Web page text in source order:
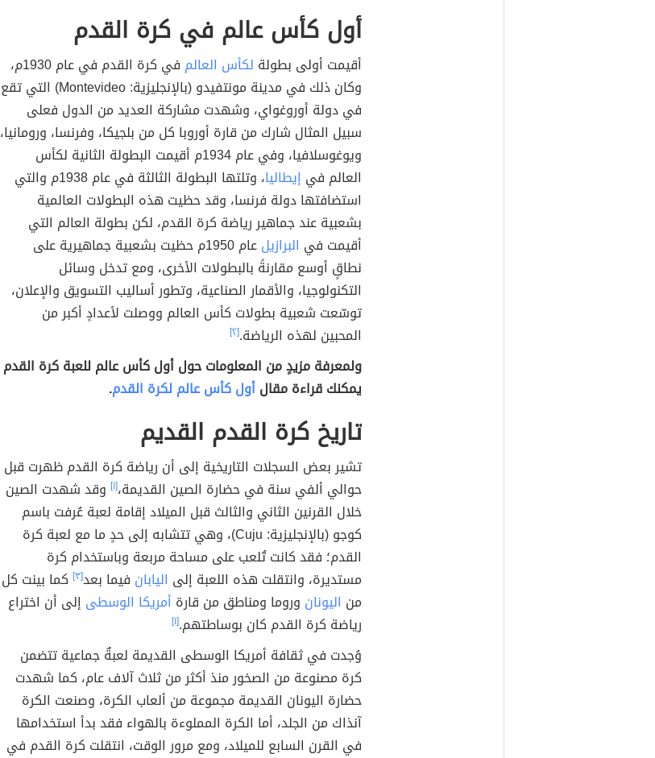
أول كأس عالم في كرة القدم
أقيمت أولى بطولة لكأس العالم
في كرة القدم في عام 1930م،
وكان ذلك في مدينة مونتفيدو (بالإنجليزية: Montevideo) التي تقع
في دولة أوروغواي، وشهدت مشاركة العديد من الدول فعلى
سبيل المثال شارك من قارة أوروبا كل من بلجيكا، وفرنسا، ورومانيا،
ويوغوسلافيا، وفي عام 1934م أقيمت البطولة الثانية لكأس
العالم في إيطاليا
، وتلتها البطولة الثالثة في عام 1938م والتي
استضافتها دولة فرنسا، وقد حظيت هذه البطولات العالمية
بشعبية عند جماهير رياضة كرة القدم، لكن بطولة العالم التي
أقيمت في البرازيل
عام 1950م حظيت بشعبية جماهيرية على
نطاقٍ أوسع مقارنةً بالبطولات الأخرى، ومع تدخل وسائل
التكنولوجيا، والأقمار الصناعية، وتطور أساليب التسويق والإعلان،
توسّعت شعبية بطولات كأس العالم ووصلت لأعدادٍ أكبر من
المحبين لهذه الرياضة.[٢]
ولمعرفة مزيدٍ من المعلومات حول أول كأس عالم للعبة كرة القدم
يمكنك قراءة مقالأول كأس عالم لكرة القدم.
تاريخ كرة القدم القديم
تشير بعض السجلات التاريخية إلى أن رياضة كرة القدم ظهرت قبل
حوالي ألفي سنة في حضارة الصين القديمة،[١] وقد شهدت الصين
خلال القرنين الثاني والثالث قبل الميلاد إقامة لعبة عُرفت باسم
كوجو (بالإنجليزية: Cuju)، وهي تتشابه إلى حدٍ ما مع لعبة كرة
القدم؛ فقد كانت تُلعب على مساحة مربعة وباستخدام كرة
مستديرة، وانتقلت هذه اللعبة إلى اليابان فيما بعد[٣]
كما بينت كل
من اليونان وروما ومناطق من قارة أمريكا الوسطى إلى أن اختراع
رياضة كرة القدم كان بوساطتهم.[١]
وُجدت في ثقافة أمريكا الوسطى القديمة لعبةٌ جماعية تتضمن
كرة مصنوعة من الصخور منذ أكثر من ثلاث آلاف عام، كما شهدت
حضارة اليونان القديمة مجموعة من ألعاب الكرة، وصنعت الكرة
آنذاك من الجلد، أما الكرة المملوءة بالهواء فقد بدأ استخدامها
في القرن السابع للميلاد، ومع مرور الوقت، انتقلت كرة القدم في